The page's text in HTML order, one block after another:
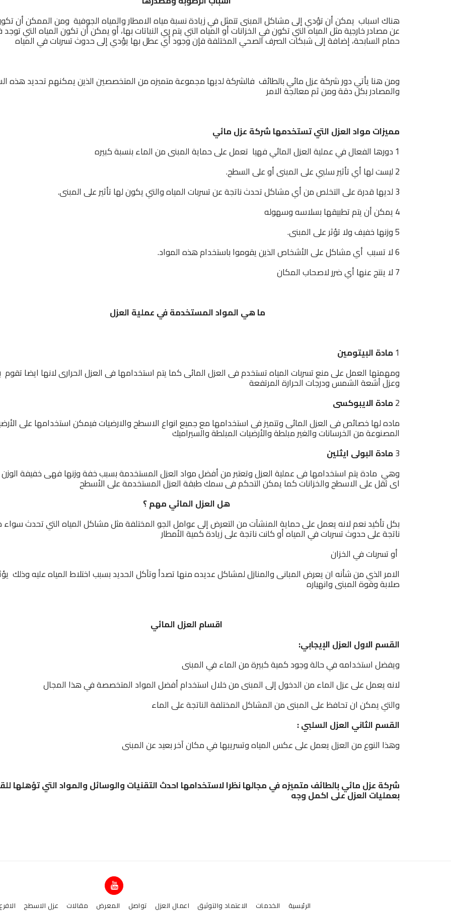
هناك اسباب يمكن أن تؤدي إلى مشاكل المبنى تتمثل في زيادة نسبة مياه الامطار والمياه الجوفية ومن الممكن أن
عن مصادر خارجية مثل المياه التي تكون في الخزانات أو المياه التي يتم ري النباتات بها، أو يمكن أن تكون المياه التي
حمام السابحة، إضافة إلى شبكات الصرف الصحي المختلفة فإن وجود أي عطل بها يؤدي إلى حدوث تسربات في المياه
ومن هنا يأتي دور شركة عزل مائي بالطائف فالشركة لديها مجموعة متميزه من المتخصصين الذين يمكنهم تحديد هذه
والمصادر بكل دقة ومن ثم معالجة الامر
مميزات مواد العزل التي تستخدمها شركة عزل مائي
1 دورها الفعال في عملية العزل المائي فهيا تعمل على حماية المبنى من الماء بنسبة كبيره
2 ليست لها أي تأثير سلبي على المبنى أو على السطح.
3 لديها قدرة على التخلص من أي مشاكل تحدث ناتجة عن تسربات المياه والتي يكون لها تأثير على المبنى.
4 يمكن أن يتم تطبيقها بسلاسه وسهوله
5 وزنها خفيف ولا تؤثر على المبنى.
6 لا تسبب أي مشاكل على الأشخاص الذين يقوموا باستخدام هذه المواد.
7 لا ينتج عنها أي ضرر لاصحاب المكان
ما هي المواد المستخدمة في عملية العزل
1 مادة البيتومين
ومهمتها العمل على منع تسربات المياه تستخدم فى العزل المائى كما يتم استخدامها فى العزل الحرارى لانها ايضا تقوم
وعزل أشعة الشمس ودرجات الحرارة المرتفعة
2 مادة الايبوكسى
ماده لها خصائص فى العزل المائى وتتميز فى استخدامها مع جميع انواع الاسطح والارضيات فيمكن استخدامها على
المصنوعة من الخرسانات والغير مبلطة والأرضيات المبلطة والسيراميك
3 مادة البولى ايثلي
وهي مادة يتم استخدامها فى عملية العزل وتعتبر من أفضل مواد العزل المستخدمة بسبب خفة وزنها فهى خفيفة
اى ثقل على الاسطح والخزانات كما يمكن التحكم فى سمك طبقة العزل المستخدمة على الأسطح
هل العزل المائي مهم ؟
بكل تأكيد نعم لانه يعمل على حماية المنشآت من التعرض إلى عوامل الجو المختلفة مثل مشاكل المياه التي تحدث سواء
ناتجة على حدوث تسربات في المياه أو كانت ناتجة على زيادة كمية الأمطار
أو تسربات في الخزان
الامر الذي من شأنه ان يعرض المبانى والمنازل لمشاكل عديده منها تصدأ وتآكل الحديد بسبب اختلاط المياه عليه وذلك
صلابة وقوة المبنى وانهياره
اقسام العزل المائي
القسم الاول العزل الإيجابي:
ويفضل استخدامه في حالة وجود كمية كبيرة من الماء في المبنى
لانه يعمل على عزل الماء من الدخول إلى المبنى من خلال استخدام أفضل المواد المتخصصة في هذا المجال
والتي يمكن ان تحافظ على المبنى من المشاكل المختلفة الناتجة على الماء
القسم الثاني العزل السلبي :
وهذا النوع من العزل يعمل على عكس المياه وتسريبها في مكان آخر بعيد عن المبنى
شركة عزل مائيبالطائف متميزه في مجالها نظرا لاستخدامها احدث التقنيات والوسائل والمواد التي تؤهلها
بعمليات العزل على اكمل وجه
الرئيسية الخدمات الاعتماد والتوثيق اعمال العزل تواصل المعرض مقالات عزل الاسطح